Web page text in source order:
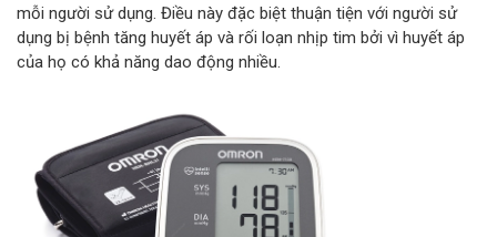
mỗi người sử dụng. Điều này đặc biệt thuận tiện với người sử
dụng bị bệnh tăng huyết áp và rối loạn nhịp tim bởi vì huyết áp
của họ có khả năng dao động nhiều.